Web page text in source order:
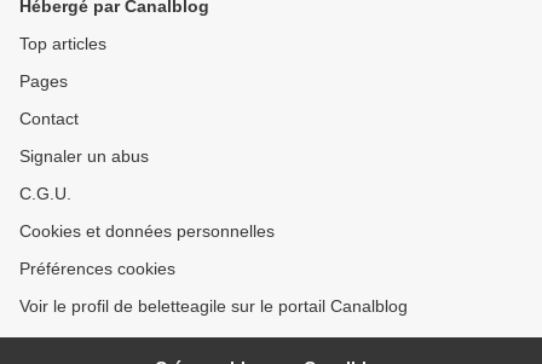
Hébergé par Canalblog
Top articles
Pages
Contact
Signaler un abus
C.G.U.
Cookies et données personnelles
Préférences cookies
Voir le profil de beletteagile sur le portail Canalblog